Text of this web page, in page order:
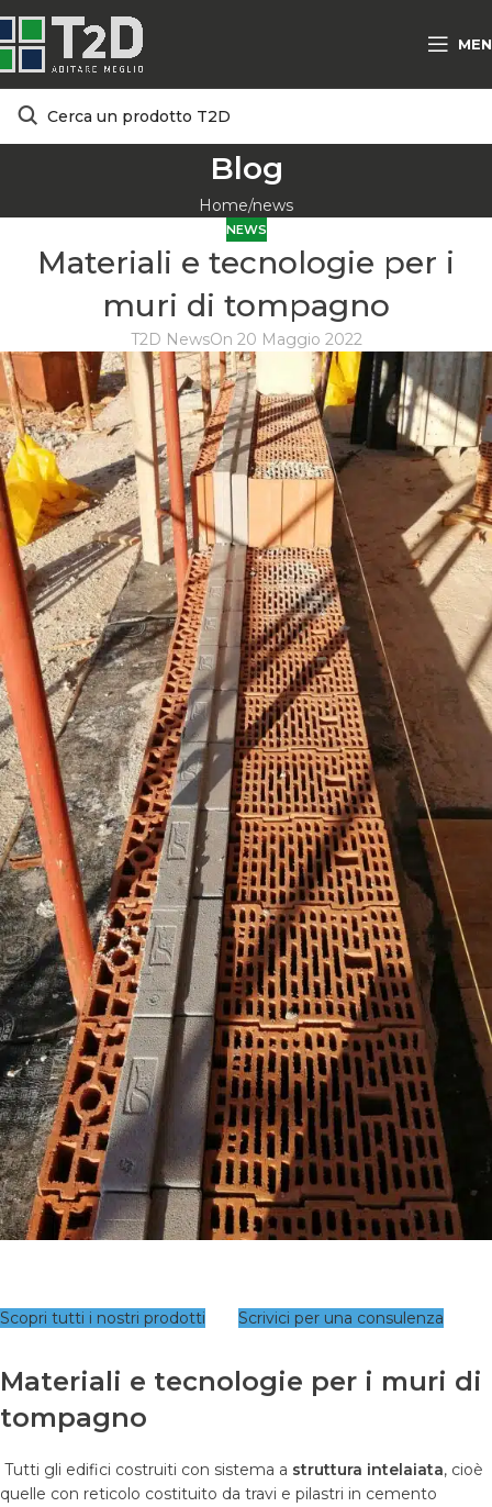
Blog
Home news
NEWS
Materiali e tecnologie per i
muri di tompagno
T2D NewsOn 20 Maggio 2022
Scopri tutti i nostri prodotti Scrivici per una consulenza
Materiali e tecnologie per i muri di
tompagno
Tutti gli edifici costruiti con sistema a struttura intelaiata, cioè
quelle con reticolo costituito da travi e pilastri in cemento